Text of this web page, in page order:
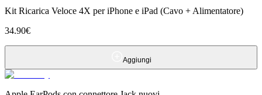
Kit Ricarica Veloce 4X per iPhone e iPad (Cavo + Alimentatore)
34.90€
Aggiungi